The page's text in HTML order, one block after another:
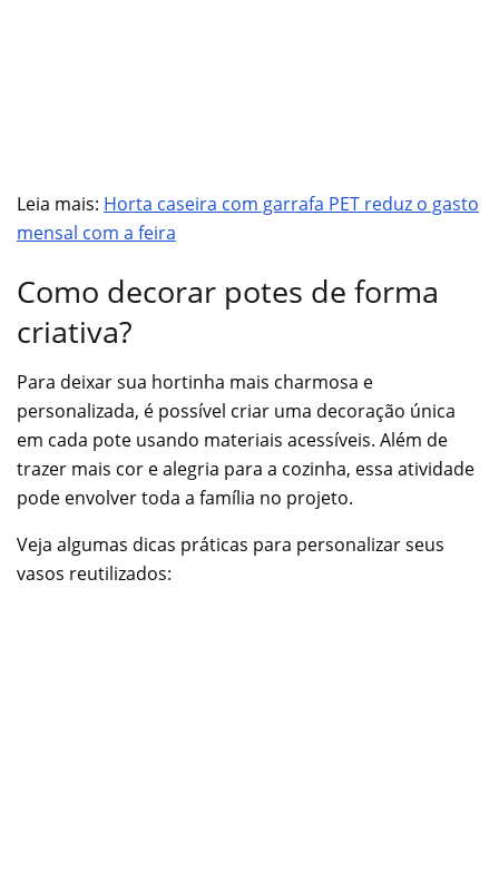
Leia mais: Horta caseira com garrafa PET reduz o gasto
mensal com a feira
Como decorar potes de forma
criativa?
Para deixar sua hortinha mais charmosa e
personalizada, é possível criar uma decoração única
em cada pote usando materiais acessíveis. Além de
trazer mais cor e alegria para a cozinha, essa atividade
pode envolver toda a família no projeto.
Veja algumas dicas práticas para personalizar seus
vasos reutilizados: